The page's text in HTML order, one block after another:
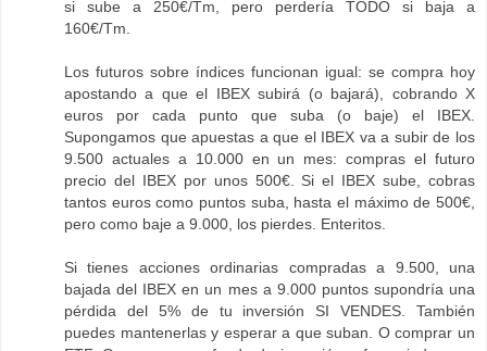
si sube a 250€/Tm, pero perdería TODO si baja a
160€/Tm.
Los futuros sobre índices funcionan igual: se compra hoy
apostando a que el IBEX subirá (o bajará), cobrando X
euros por cada punto que suba (o baje) el IBEX.
Supongamos que apuestas a que el IBEX va a subir de los
9.500 actuales a 10.000 en un mes: compras el futuro
precio del IBEX por unos 500€. Si el IBEX sube, cobras
tantos euros como puntos suba, hasta el máximo de 500€,
pero como baje a 9.000, los pierdes. Enteritos.
Si tienes acciones ordinarias compradas a 9.500, una
bajada del IBEX en un mes a 9.000 puntos supondría una
pérdida del 5% de tu inversión SI VENDES. También
puedes mantenerlas y esperar a que suban. O comprar un